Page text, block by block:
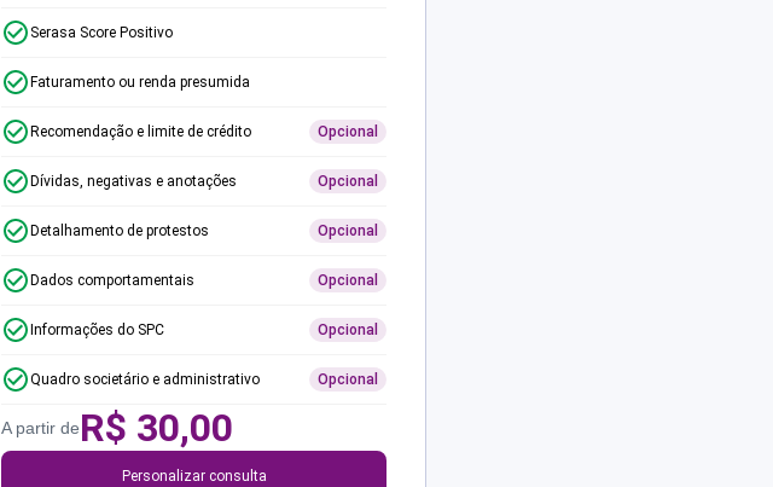
Serasa Score Positivo
Faturamento ou renda presumida
Recomendação e limite de crédito Opcional
Dívidas, negativas e anotações Opcional
Detalhamento de protestos Opcional
Dados comportamentais Opcional
Informações do SPC Opcional
Quadro societário e administrativo Opcional
A partir deR$ 30,00
Personalizar consulta